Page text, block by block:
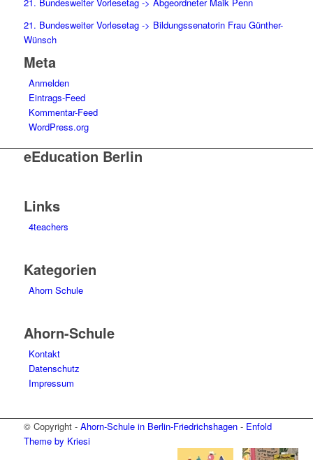
21. Bundesweiter Vorlesetag -> Bildungssenatorin Frau Günther-
Wünsch
Meta
Anmelden
Eintrags-Feed
Kommentar-Feed
WordPress.org
eEducation Berlin
Links
4teachers
Kategorien
Ahorn Schule
Ahorn-Schule
Kontakt
Datenschutz
Impressum
© Copyright - Ahorn-Schule in Berlin-Friedrichshagen- Enfold
Theme by Kriesi